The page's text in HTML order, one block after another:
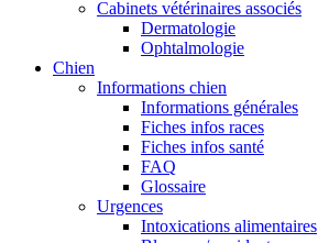
Cabinets vétérinaires associés
Dermatologie
Ophtalmologie
Chien
Informations chien
Informations générales
Fiches infos races
Fiches infos santé
FAQ
Glossaire
Urgences
Intoxications alimentaires